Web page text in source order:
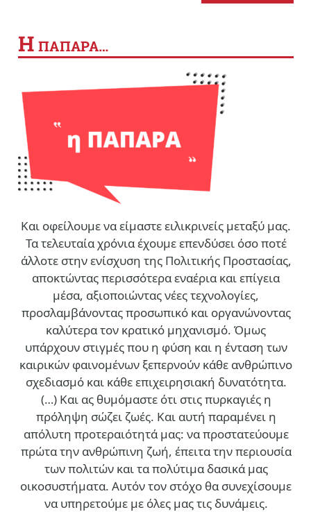
Η ΠΑΠΑΡΑ…
Και οφείλουμε να είμαστε ειλικρινείς μεταξύ μας.
Τα τελευταία χρόνια έχουμε επενδύσει όσο ποτέ
άλλοτε στην ενίσχυση της Πολιτικής Προστασίας,
αποκτώντας περισσότερα εναέρια και επίγεια
μέσα, αξιοποιώντας νέες τεχνολογίες,
προσλαμβάνοντας προσωπικό και οργανώνοντας
καλύτερα τον κρατικό μηχανισμό. Όμως
υπάρχουν στιγμές που η φύση και η ένταση των
καιρικών φαινομένων ξεπερνούν κάθε ανθρώπινο
σχεδιασμό και κάθε επιχειρησιακή δυνατότητα.
(…) Και ας θυμόμαστε ότι στις πυρκαγιές η
πρόληψη σώζει ζωές. Και αυτή παραμένει η
απόλυτη προτεραιότητά μας: να προστατεύουμε
πρώτα την ανθρώπινη ζωή, έπειτα την περιουσία
των πολιτών και τα πολύτιμα δασικά μας
οικοσυστήματα. Αυτόν τον στόχο θα συνεχίσουμε
να υπηρετούμε με όλες μας τις δυνάμεις.